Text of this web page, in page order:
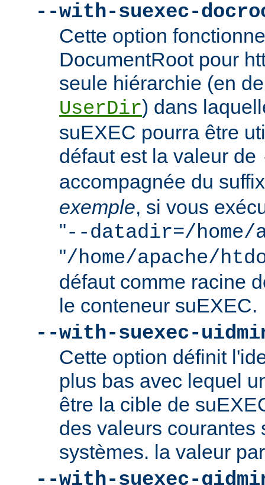
--with-suexec-
Cette option
DocumentRoot pour
seule hiérarchie (en
UserDir) dans
suEXEC pourra être
défaut est la valeur de
accompagnée du
exemple, si vous
"--datadir=/home/
"/home/apache/
défaut comme racine
le conteneur suEXEC.
--with-suexec-
Cette option définit
plus bas avec lequel
être la cible de
des valeurs courantes
systèmes. la valeur
--with-suexec-